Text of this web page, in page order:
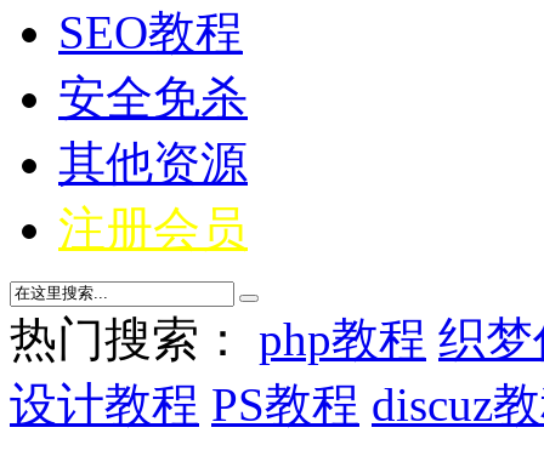
SEO教程
安全免杀
其他资源
注册会员
热门搜索： php教程 织
设计教程 PS教程 discuz